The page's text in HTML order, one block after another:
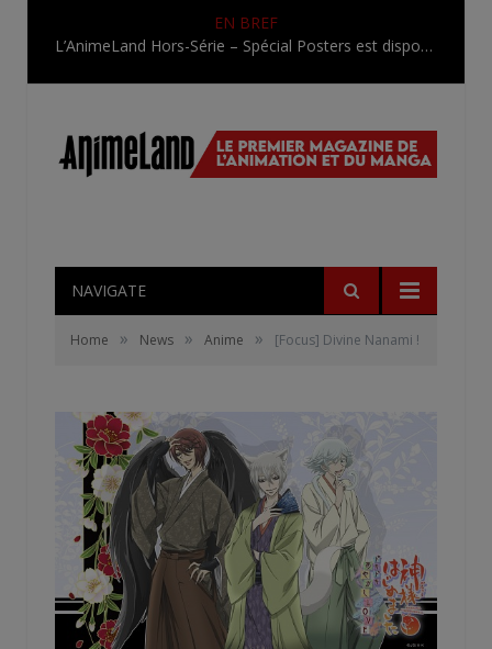
EN BREF
L’AnimeLand Hors-Série – Spécial Posters est disponible !
NAVIGATE
Home » News » Anime » [Focus] Divine Nanami !